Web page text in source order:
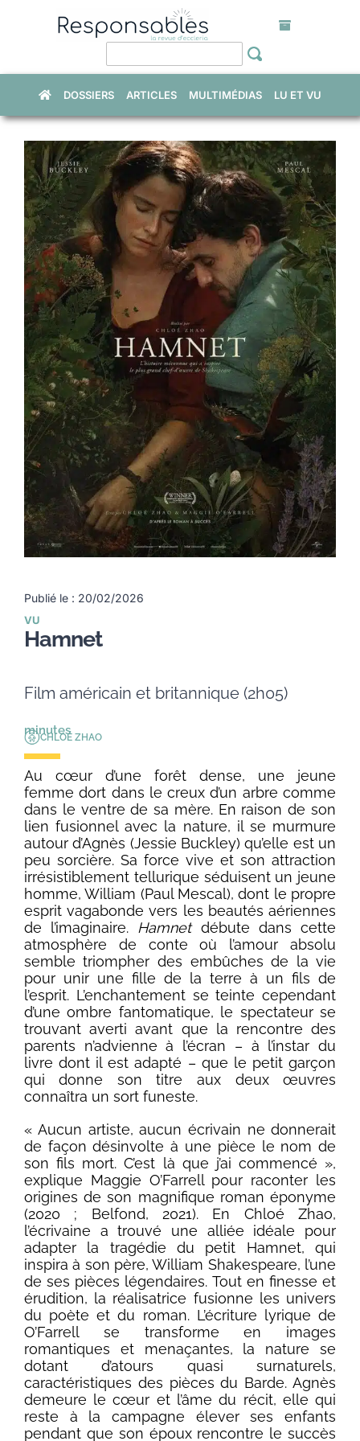
DOSSIERS ARTICLES MULTIMÉDIAS LU ET VU
Publié le : 20/02/2026
VU
Hamnet
Film américain et britannique (2h05)
minutes
CHLOÉ ZHAO
Au cœur d’une forêt dense, une jeune
femme dort dans le creux d’un arbre comme
dans le ventre de sa mère. En raison de son
lien fusionnel avec la nature, il se murmure
autour d’Agnès (Jessie Buckley) qu’elle est un
peu sorcière. Sa force vive et son attraction
irrésistiblement tellurique séduisent un jeune
homme, William (Paul Mescal), dont le propre
esprit vagabonde vers les beautés aériennes
de l’imaginaire. Hamnetdébute dans cette
atmosphère de conte où l’amour absolu
semble triompher des embûches de la vie
pour unir une fille de la terre à un fils de
l’esprit. L’enchantement se teinte cependant
d’une ombre fantomatique, le spectateur se
trouvant averti avant que la rencontre des
parents n’advienne à l’écran – à l’instar du
livre dont il est adapté – que le petit garçon
qui donne son titre aux deux œuvres
connaîtra un sort funeste.
« Aucun artiste, aucun écrivain ne donnerait
de façon désinvolte à une pièce le nom de
son fils mort. C’est là que j’ai commencé »,
explique Maggie O’Farrell pour raconter les
origines de son magnifique roman éponyme
(2020 ; Belfond, 2021). En Chloé Zhao,
l’écrivaine a trouvé une alliée idéale pour
adapter la tragédie du petit Hamnet, qui
inspira à son père, William Shakespeare, l’une
de ses pièces légendaires. Tout en finesse et
érudition, la réalisatrice fusionne les univers
du poète et du roman. L’écriture lyrique de
O’Farrell se transforme en images
romantiques et menaçantes, la nature se
dotant d’atours quasi surnaturels,
caractéristiques des pièces du Barde. Agnès
demeure le cœur et l’âme du récit, elle qui
reste à la campagne élever ses enfants
pendant que son époux rencontre le succès